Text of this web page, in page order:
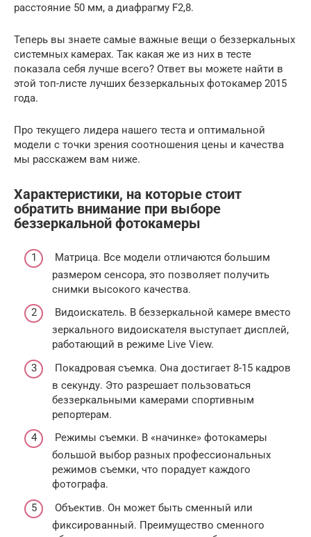
расстояние 50 мм, а диафрагму F2,8.
Теперь вы знаете самые важные вещи о беззеркальных
системных камерах. Так какая же из них в тесте
показала себя лучше всего? Ответ вы можете найти в
этой топ-листе лучших беззеркальных фотокамер 2015
года.
Про текущего лидера нашего теста и оптимальной
модели с точки зрения соотношения цены и качества
мы расскажем вам ниже.
Характеристики, на которые стоит
обратить внимание при выборе
беззеркальной фотокамеры
Матрица. Все модели отличаются большим
размером сенсора, это позволяет получить
снимки высокого качества.
Видоискатель. В беззеркальной камере вместо
зеркального видоискателя выступает дисплей,
работающий в режиме Live View.
Покадровая съемка. Она достигает 8-15 кадров
в секунду. Это разрешает пользоваться
беззеркальными камерами спортивным
репортерам.
Режимы съемки. В «начинке» фотокамеры
большой выбор разных профессиональных
режимов съемки, что порадует каждого
фотографа.
Объектив. Он может быть сменный или
фиксированный. Преимущество сменного